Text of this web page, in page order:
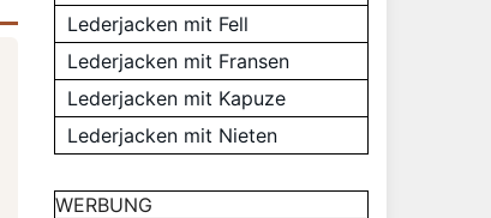
Lederjacken mit Fell
Lederjacken mit Fransen
Lederjacken mit Kapuze
Lederjacken mit Nieten
WERBUNG